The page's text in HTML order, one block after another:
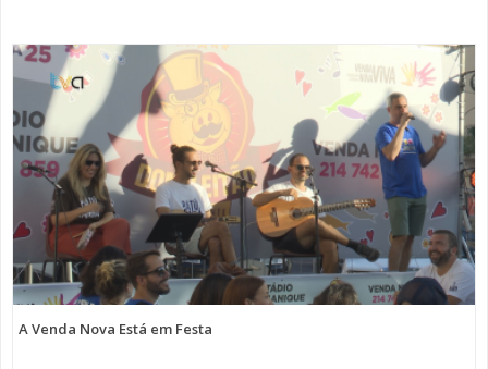
A Venda Nova Está em Festa